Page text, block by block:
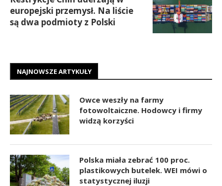
europejski przemysł. Na liście
są dwa podmioty z Polski
NAJNOWSZE ARTYKUŁY
Owce weszły na farmy
fotowoltaiczne. Hodowcy i firmy
widzą korzyści
Polska miała zebrać 100 proc.
plastikowych butelek. WEI mówi o
statystycznej iluzji